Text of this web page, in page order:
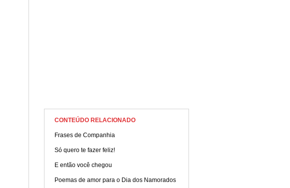
CONTEÚDO RELACIONADO
Frases de Companhia
Só quero te fazer feliz!
E então você chegou
Poemas de amor para o Dia dos Namorados